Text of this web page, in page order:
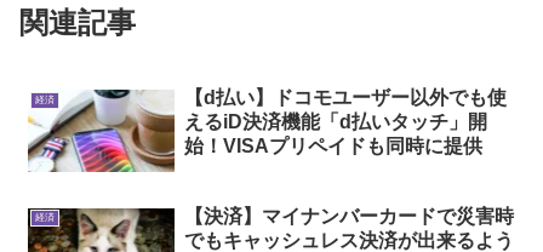
関連記事
経済
【d払い】ドコモユーザー以外でも使
えるiD決済機能「d払いタッチ」開
始！VISAプリペイドも同時に提供
経済
【決済】マイナンバーカードで災害時
でもキャッシュレス決済が出来るよう